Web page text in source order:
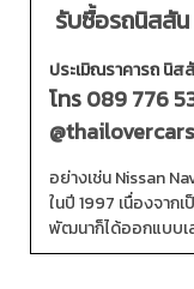
รับซื้อรถนิสสั
ประเมิณราคารถ นิส
โทร089 776
@thailovercars
อย่างเช่น Nissan
ในปี 1997 เนื่องจาก
พัฒนาก็ได้ออกแบบ